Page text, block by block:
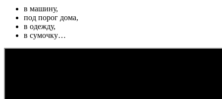
в машину,
под порог дома,
в одежду,
в сумочку…